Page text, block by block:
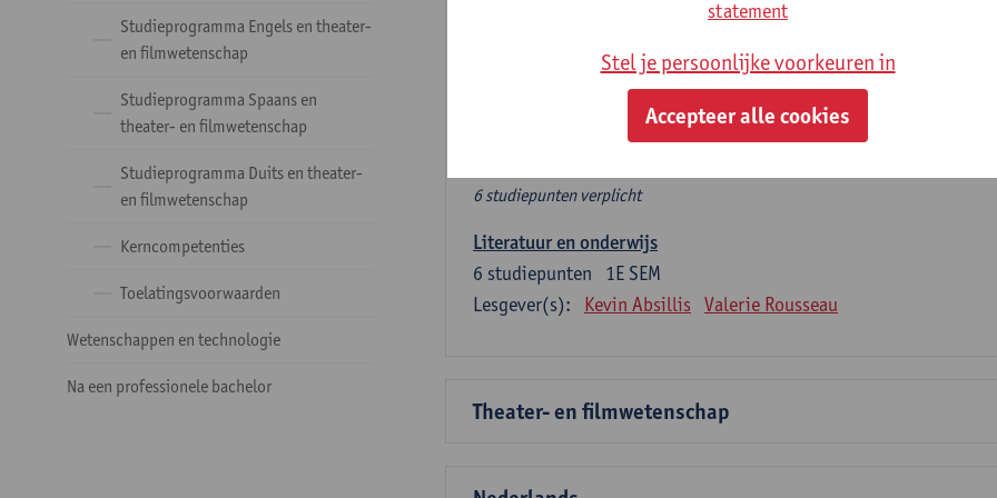
Studieprogramma Engels en theater-
en filmwetenschap
Studieprogramma Spaans en
theater- en filmwetenschap
Studieprogramma Duits en theater-
en filmwetenschap
Kerncompetenties
Toelatingsvoorwaarden
Wetenschappen en technologie
Na een professionele bachelor
Verplicht algemeen opleidingsonderdeel
Deze 6 verplichte studiepunten tellen mee in de
6 studiepunten verplicht
Literatuur en onderwijs
1E SEM
6 studiepunten
Lesgever(s):
Kevin Absillis Valerie Rousseau
Theater- en filmwetenschap
statement
Stel je persoonlijke voorkeuren in
Accepteer alle cookies